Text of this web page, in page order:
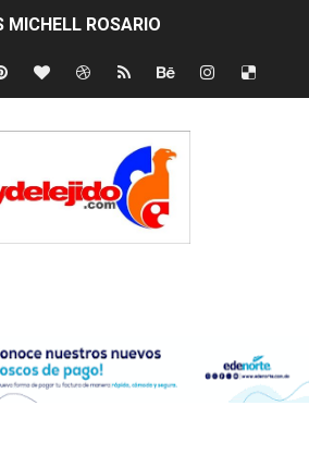
MICHELL ROSARIO
EDDY OLIVO
era vendido a $58.44; el euro subió a
el desarrollo energético del
entra en vigor en República